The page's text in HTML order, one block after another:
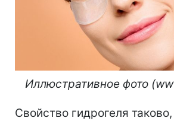
⠀Иллюстративное фото
Свойство гидрогеля